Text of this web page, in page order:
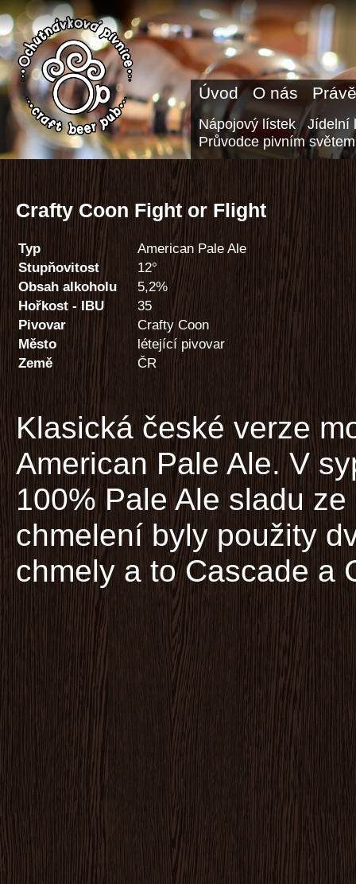
Úvod O nás
Nápojový lístek
Jídelní
Průvodce pivním světem
Crafty Coon Fight or Flight
Typ
American Pale Ale
Stupňovitost
12°
Obsah alkoholu
5,2%
Hořkost - IBU
35
Pivovar
Crafty Coon
Město
létející pivovar
Země
ČR
Klasická české verze
American Pale Ale. V
100% Pale Ale sladu
chmelení byly použity
chmely a to Cascade a